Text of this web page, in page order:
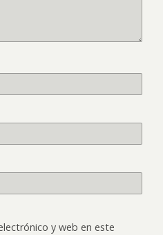
y web en este